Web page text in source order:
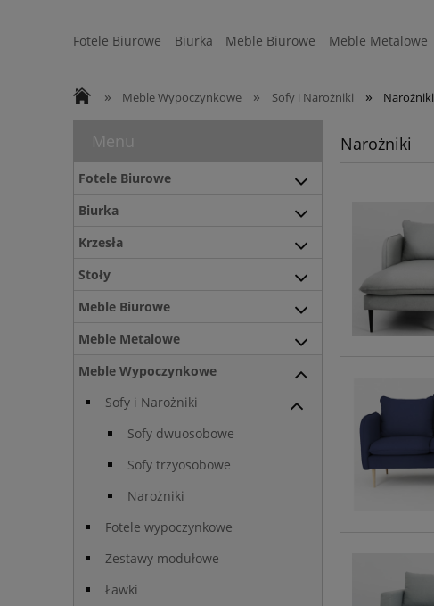
Fotele Biurowe Biurka Meble Biurowe Meble Metalowe
» Meble Wypoczynkowe » Sofy i Narożniki » Narożniki
Menu
Fotele Biurowe
Biurka
Krzesła
Stoły
Meble Biurowe
Meble Metalowe
Meble Wypoczynkowe
Sofy i Narożniki
Sofy dwuosobowe
Sofy trzyosobowe
Narożniki
Fotele wypoczynkowe
Zestawy modułowe
Ławki
Narożniki